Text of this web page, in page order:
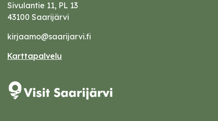
Sivulantie 11, PL 13
43100 Saarijärvi
kirjaamo@saarijarvi.fi
Karttapalvelu